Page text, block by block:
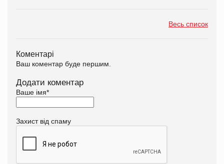
Весь список
Коментарі
Ваш коментар буде першим.
Додати коментар
Ваше імя*
Захист від спаму